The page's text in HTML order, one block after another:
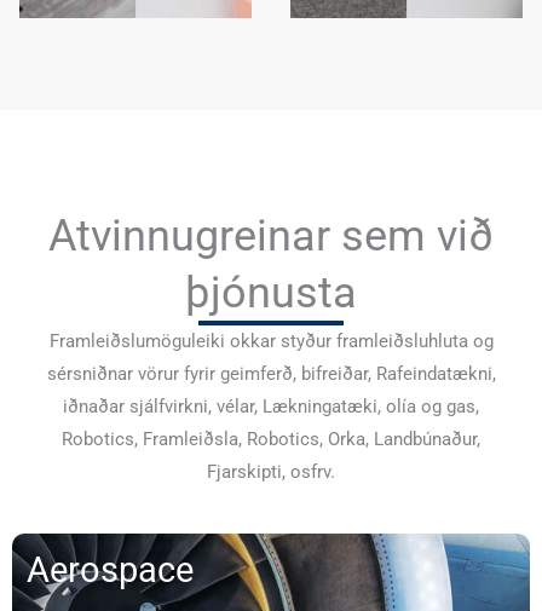
Atvinnugreinar sem við
þjónusta
Framleiðslumöguleiki okkar styður framleiðsluhluta og
sérsniðnar vörur fyrir geimferð, bifreiðar, Rafeindatækni,
iðnaðar sjálfvirkni, vélar, Lækningatæki, olía og gas,
Robotics, Framleiðsla, Robotics, Orka, Landbúnaður,
Fjarskipti, osfrv.
Aerospace